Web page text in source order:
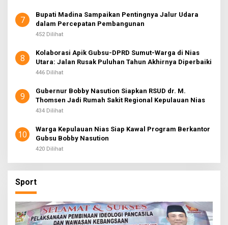
7
Bupati Madina Sampaikan Pentingnya Jalur Udara
dalam Percepatan Pembangunan
452 Dilihat
8
Kolaborasi Apik Gubsu-DPRD Sumut-Warga di Nias
Utara: Jalan Rusak Puluhan Tahun Akhirnya Diperbaiki
446 Dilihat
9
Gubernur Bobby Nasution Siapkan RSUD dr. M.
Thomsen Jadi Rumah Sakit Regional Kepulauan Nias
434 Dilihat
10
Warga Kepulauan Nias Siap Kawal Program Berkantor
Gubsu Bobby Nasution
420 Dilihat
Sport